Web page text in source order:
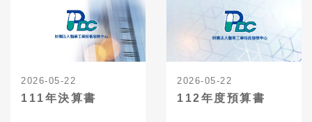
2026-05-22
111年決算書
2026-05-22
112年度預算書